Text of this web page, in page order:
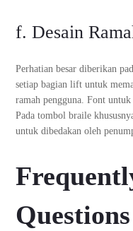
f. Desain
Perhatian besar diberikan
setiap bagian lift untuk
ramah pengguna. Font
Pada tombol braile
untuk dibedakan oleh
Questions